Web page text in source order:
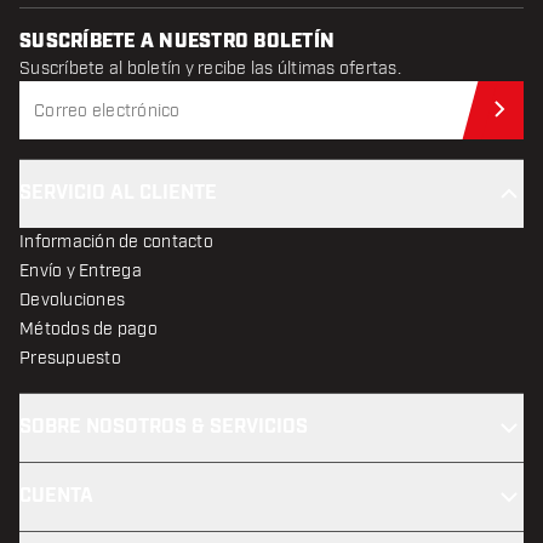
SUSCRÍBETE A NUESTRO BOLETÍN
Suscríbete al boletín y recibe las últimas ofertas.
Información de contacto
Envío y Entrega
Devoluciones
Métodos de pago
Presupuesto